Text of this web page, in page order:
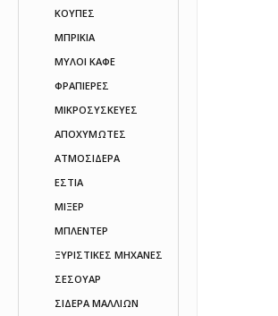
ΚΟΥΠΕΣ
ΜΠΡΙΚΙΑ
ΜΥΛΟΙ ΚΑΦΕ
ΦΡΑΠΙΕΡΕΣ
ΜΙΚΡΟΣΥΣΚΕΥΕΣ
ΑΠΟΧΥΜΩΤΕΣ
ΑΤΜΟΣΙΔΕΡΑ
ΕΣΤΙΑ
ΜΙΞΕΡ
ΜΠΛΕΝΤΕΡ
ΞΥΡΙΣΤΙΚΕΣ ΜΗΧΑΝΕΣ
ΣΕΣΟΥΑΡ
ΣΙΔΕΡΑ ΜΑΛΛΙΩΝ